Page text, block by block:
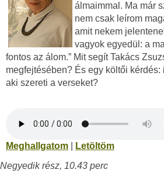
álmaimmal. Ma már
nem csak leírom
amit nekem
vagyok egyedül: a
fontos az álom.” Mit segít Takács
megfejtésében? És egy költői
aki szereti a verseket?
Meghallgatom
Letöltöm
Negyedik rész, 10.43 perc